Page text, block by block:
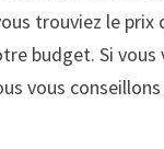
trouviez le prix
budget. Si vous
vous